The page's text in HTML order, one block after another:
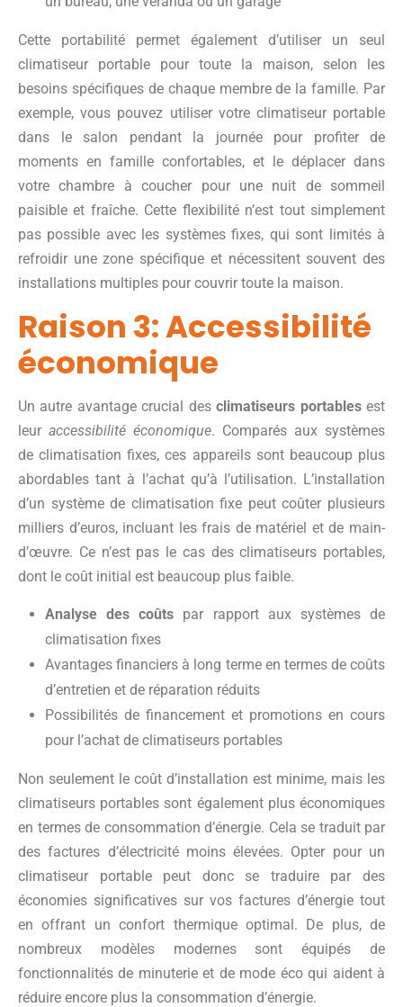
Cette portabilité permet également d’utiliser un seul
climatiseur portable pour toute la maison, selon les
besoins spécifiques de chaque membre de la famille. Par
exemple, vous pouvez utiliser votre climatiseur portable
dans le salon pendant la journée pour profiter de
moments en famille confortables, et le déplacer dans
votre chambre à coucher pour une nuit de sommeil
paisible et fraîche. Cette flexibilité n’est tout simplement
pas possible avec les systèmes fixes, qui sont limités à
refroidir une zone spécifique et nécessitent souvent des
installations multiples pour couvrir toute la maison.
Raison 3: Accessibilité
économique
Un autre avantage crucial desclimatiseurs portablesest
leur accessibilité économique. Comparés aux systèmes
de climatisation fixes, ces appareils sont beaucoup plus
abordables tant à l’achat qu’à l’utilisation. L’installation
d’un système de climatisation fixe peut coûter plusieurs
milliers d’euros, incluant les frais de matériel et de main-
d’œuvre. Ce n’est pas le cas des climatiseurs portables,
dont le coût initial est beaucoup plus faible.
Analyse des coûts par rapport aux systèmes de
climatisation fixes
Avantages financiers à long terme en termes de coûts
d’entretien et de réparation réduits
Possibilités de financement et promotions en cours
pour l’achat de climatiseurs portables
Non seulement le coût d’installation est minime, mais les
climatiseurs portables sont également plus économiques
en termes de consommation d’énergie. Cela se traduit par
des factures d’électricité moins élevées. Opter pour un
climatiseur portable peut donc se traduire par des
économies significatives sur vos factures d’énergie tout
en offrant un confort thermique optimal. De plus, de
nombreux modèles modernes sont équipés de
fonctionnalités de minuterie et de mode éco qui aident à
réduire encore plus la consommation d’énergie.